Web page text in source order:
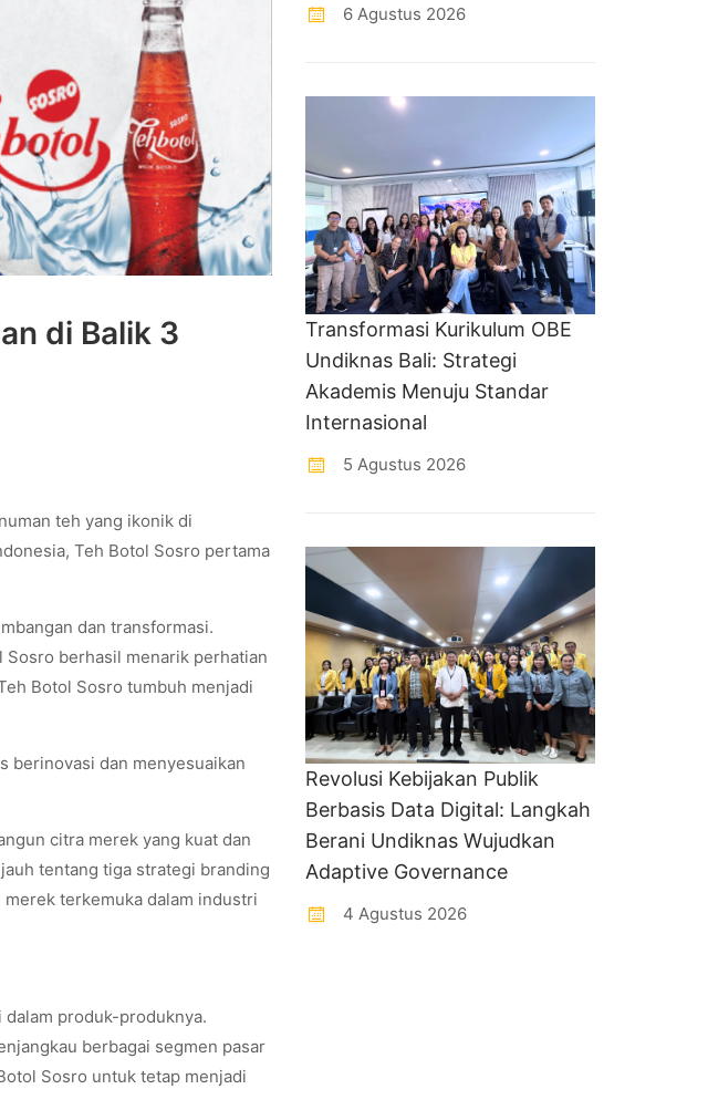
di Balik 3
teh yang ikonik di
Teh Botol Sosro pertama
dan transformasi.
Sosro berhasil menarik perhatian
Botol Sosro tumbuh menjadi
berinovasi dan menyesuaikan
citra merek yang kuat dan
tentang tiga strategi branding
terkemuka dalam industri
produk-produknya.
berbagai segmen pasar
Sosro untuk tetap menjadi
6 Agustus 2026
Transformasi Kurikulum OBE
Undiknas Bali: Strategi
Akademis Menuju Standar
Internasional
5 Agustus 2026
Revolusi Kebijakan Publik
Berbasis Data Digital: Langkah
Berani Undiknas Wujudkan
Adaptive Governance
4 Agustus 2026